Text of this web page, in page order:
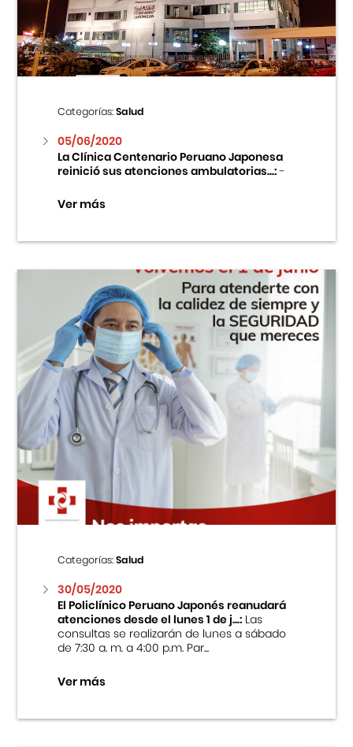
Centro Cultural Peruano Japonés
Cursos
Museo de la Inmigración Japonesa
Fondo Editorial
Teatro Peruano Japonés
Categorías:Salud
05/06/2020
La Clínica Centenario Peruano Japonesa
reinició sus atenciones ambulatorias...:-
Ver más
Categorías:Salud
30/05/2020
El Policlínico Peruano Japonés reanudará
atenciones desde el lunes 1 de j...:Las
consultas se realizarán de lunes a sábado
de 7:30 a. m. a 4:00 p.m. Par...
Ver más